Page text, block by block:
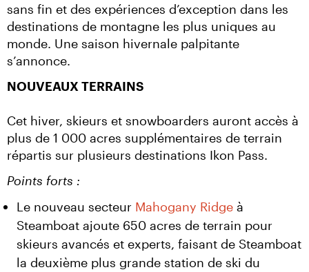
sans fin et des expériences d’exception dans les
destinations de montagne les plus uniques au
monde. Une saison hivernale palpitante
s’annonce.
NOUVEAUX TERRAINS
Cet hiver, skieurs et snowboarders auront accès à
plus de 1 000 acres supplémentaires de terrain
répartis sur plusieurs destinations Ikon Pass.
Points forts :
Le nouveau secteur Mahogany Ridge à
Steamboat ajoute 650 acres de terrain pour
skieurs avancés et experts, faisant de Steamboat
la deuxième plus grande station de ski du